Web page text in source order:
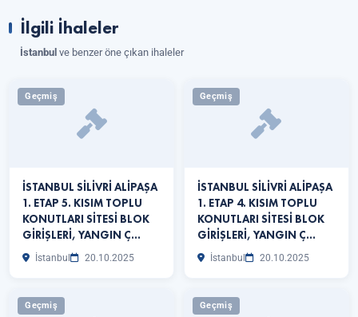
İlgili İhaleler
İstanbul ve benzer öne çıkan ihaleler
Geçmiş
İSTANBUL SİLİVRİ ALİPAŞA
1. ETAP 5. KISIM TOPLU
KONUTLARI SİTESİ BLOK
GİRİŞLERİ, YANGIN Ç…
İstanbul 20.10.2025
Geçmiş
İSTANBUL SİLİVRİ ALİPAŞA
1. ETAP 4. KISIM TOPLU
KONUTLARI SİTESİ BLOK
GİRİŞLERİ, YANGIN Ç…
İstanbul 20.10.2025
Geçmiş Geçmiş